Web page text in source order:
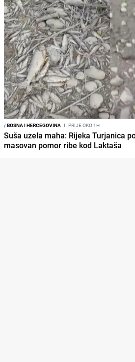
/BOSNA I HERCEGOVINA I PRIJE OKO 1H
Suša uzela maha: Rijeka Turjanica
masovan pomor ribe kod Laktaša